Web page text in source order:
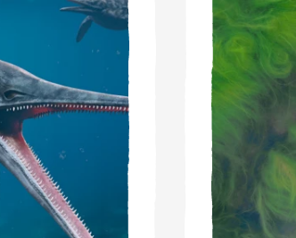
water zeer lang doorbrengen